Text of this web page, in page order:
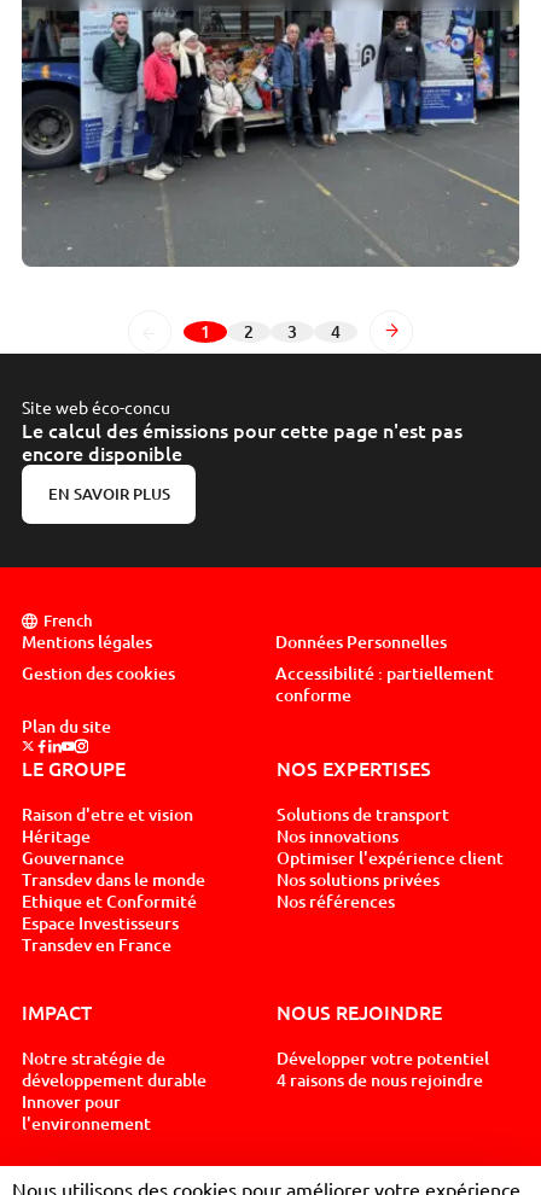
Nous utilisons des cookies pour améliorer votre expérience
Page
1
Page
2
Page
3
Page
4 Suivant
Site web éco-concu
Le calcul des émissions pour cette page n'est pas
encore disponible
EN SAVOIR PLUS
French
Mentions légales
Données Personnelles
Gestion des cookies
Accessibilité : partiellement
conforme
Plan du site
Suivez nous sur x, nouvel onglet
Suivez nous sur facebook, nouvel onglet
Suivez nous sur linkedin, nouvel onglet
Suivez nous sur youtube, nouvel onglet
LE GROUPE
Raison d'etre et vision
Héritage
Gouvernance
Transdev dans le monde
Ethique et Conformité
Espace Investisseurs
Transdev en France
NOS EXPERTISES
Solutions de transport
Nos innovations
Optimiser l'expérience client
Nos solutions privées
Nos références
IMPACT
Notre stratégie de
développement durable
Innover pour
l'environnement
NOUS REJOINDRE
Développer votre potentiel
4 raisons de nous rejoindre